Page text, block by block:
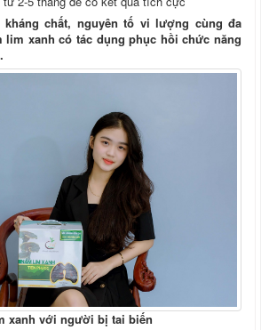
kháng chất, nguyên tố vi lượng cùng đa
lim xanh có tác dụng phục hồi chức năng
xanh với người bị tai biến